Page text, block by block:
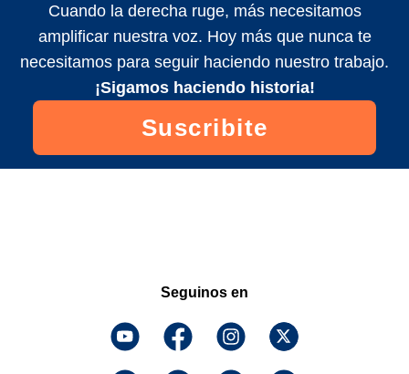
Cuando la derecha ruge, más necesitamos
amplificar nuestra voz. Hoy más que nunca te
necesitamos para seguir haciendo nuestro trabajo.
¡Sigamos haciendo historia!
Suscribite
Seguinos en